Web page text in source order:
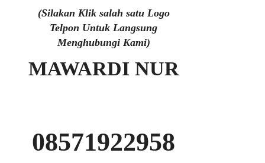
(Silakan Klik salah satu Logo
Telpon Untuk Langsung
Menghubungi Kami)
MAWARDI NUR
08571922958